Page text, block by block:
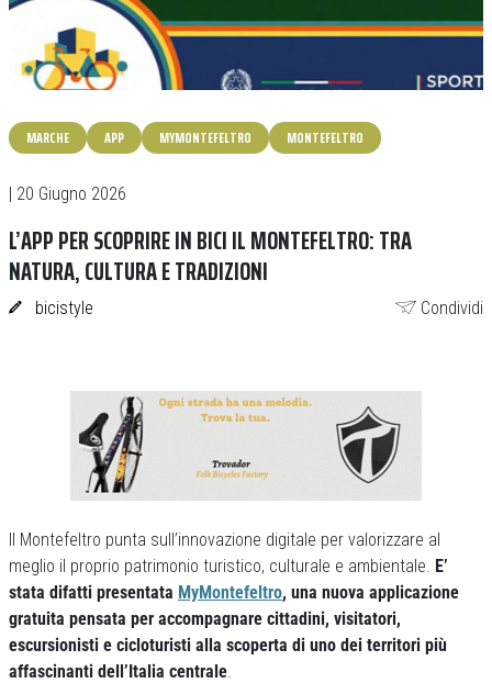
MARCHE APP MYMONTEFELTRO MONTEFELTRO
| 20 Giugno 2026
L’APP PER SCOPRIRE IN BICI IL MONTEFELTRO: TRA
NATURA, CULTURA E TRADIZIONI
bicistyle Condividi
Il Montefeltro punta sull’innovazione digitale per valorizzare al
meglio il proprio patrimonio turistico, culturale e ambientale. E’
stata difatti presentata MyMontefeltro, una nuova applicazione
gratuita pensata per accompagnare cittadini, visitatori,
escursionisti e cicloturisti alla scoperta di uno dei territori più
affascinanti dell’Italia centrale.